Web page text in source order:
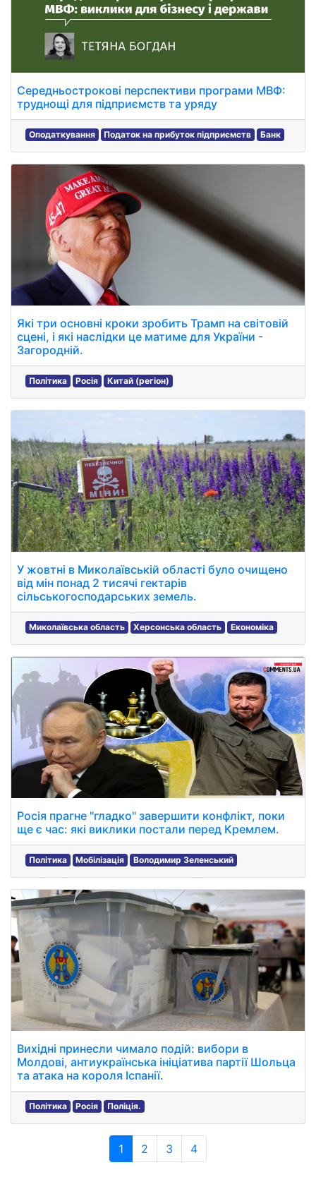
Середньострокові перспективи програми МВФ:
труднощі для підприємств та уряду
Оподаткування Податок на прибуток підприємств Банк
Які три основні кроки зробить Трамп на світовій
сцені, і які наслідки це матиме для України -
Загородній.
Політика Росія Китай (регіон)
У жовтні в Миколаївській області було очищено
від мін понад 2 тисячі гектарів
сільськогосподарських земель.
Миколаївська область Херсонська область Економіка
Росія прагне "гладко" завершити конфлікт, поки
ще є час: які виклики постали перед Кремлем.
Політика Мобілізація Володимир Зеленський
Вихідні принесли чимало подій: вибори в
Молдові, антиукраїнська ініціатива партії Шольца
та атака на короля Іспанії.
Політика Росія Поліція.
1 2 3 4